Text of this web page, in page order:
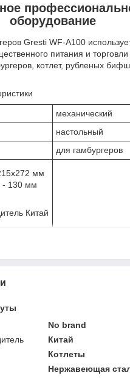
оборудование
Gresti WF-A100
питания и
котлет, рубленых
механический
настольный
для гамбургеров
мм
- 130 мм
Китай
No brand
Китай
Котлеты
Нержавеющая